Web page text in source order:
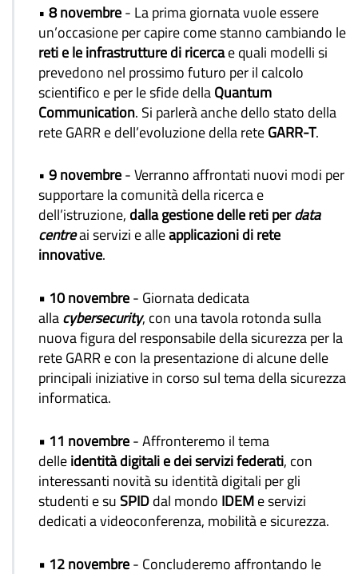
• 8 novembre- La prima giornata vuole essere
un’occasione per capire come stanno cambiando le
reti e le infrastrutturedi ricercae quali modelli si
prevedono nel prossimo futuro per il calcolo
scientifico e per le sfide dellaQuantum
Communication. Si parlerà anche dello stato della
rete GARR e dell’evoluzione della reteGARR-T.
• 9 novembre- Verranno affrontati nuovi modi per
supportare la comunità della ricerca e
dell’istruzione, dalla gestione delle reti perdata
centreai servizi e alleapplicazioni di rete
innovative.
• 10 novembre- Giornata dedicata
allacybersecurity, con una tavola rotonda sulla
nuova figura del responsabile della sicurezza per la
rete GARR e con la presentazione di alcune delle
principali iniziative in corso sul tema della sicurezza
informatica.
• 11 novembre- Affronteremo il tema
delleidentità digitali e dei servizi federati, con
interessanti novità su identità digitali per gli
studenti e suSPIDdal mondo IDEMe servizi
dedicati a videoconferenza, mobilità e sicurezza.
• 12 novembre- Concluderemo affrontando le